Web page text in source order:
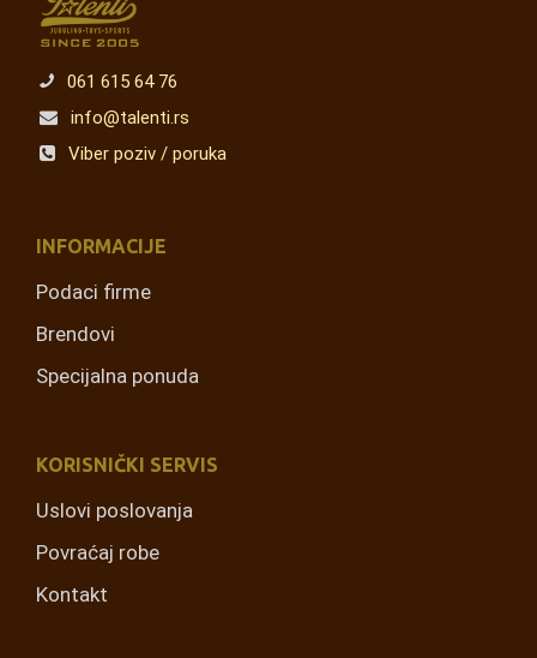
061 615 64 76
info@talenti.rs
Viber poziv / poruka
INFORMACIJE
Podaci firme
Brendovi
Specijalna ponuda
KORISNIČKI SERVIS
Uslovi poslovanja
Povraćaj robe
Kontakt